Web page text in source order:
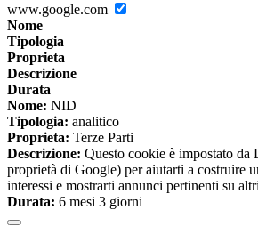
www.google.com
Nome
Tipologia
Proprieta
Descrizione
Durata
Nome: NID
Tipologia: analitico
Proprieta: Terze Parti
Descrizione: Questo cookie è impostato da
proprietà di Google) per aiutarti a costruire
interessi e mostrarti annunci pertinenti su
Durata: 6 mesi 3 giorni